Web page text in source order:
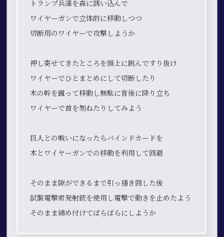
トランプ兵達を森に誘い込んで
ワイヤーガンで立体的に移動しつつ
切断用のワイヤーで攻撃しようか
押し寄せてきたところを頭上に跳んですり抜け
ワイヤーでひとまとめにして切断したり
木の幹を蹴って移動し無駄に背後に降り立ち
ワイヤーで首を刎ねたりしてみよう
巨人との戦いになったらバインドカードを
木とワイヤーガンでの移動を利用して回避
そのまま隙ができるまで引っ掻き回した後
試製電撃索発射銃を使用し電撃で動きを止めたよう
そのまま締め付けてばらばらにしようか